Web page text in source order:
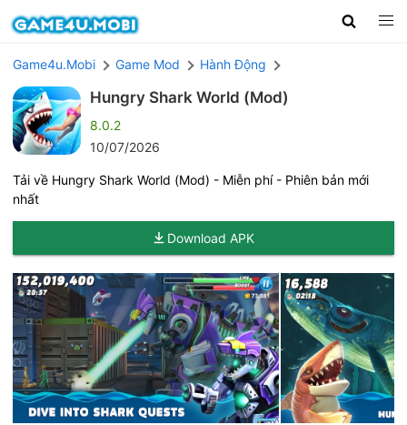
Game4u.Mobi Game Mod Hành Động
Hungry Shark World (Mod)
8.0.2
10/07/2026
Tải về Hungry Shark World (Mod) - Miễn phí - Phiên bản mới
nhất
Download APK